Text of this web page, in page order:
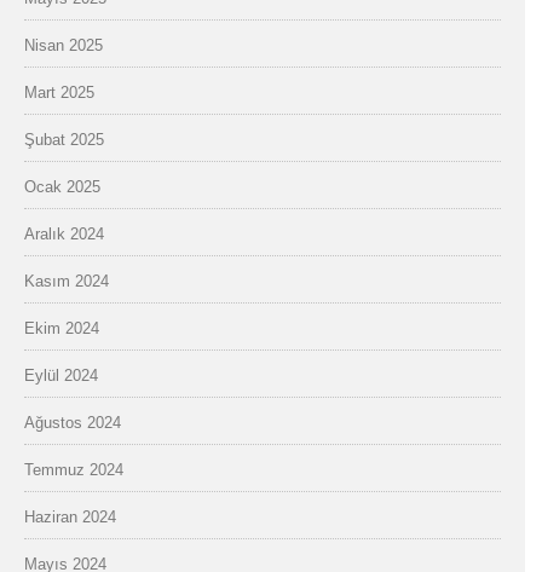
Nisan 2025
Mart 2025
Şubat 2025
Ocak 2025
Aralık 2024
Kasım 2024
Ekim 2024
Eylül 2024
Ağustos 2024
Temmuz 2024
Haziran 2024
Mayıs 2024